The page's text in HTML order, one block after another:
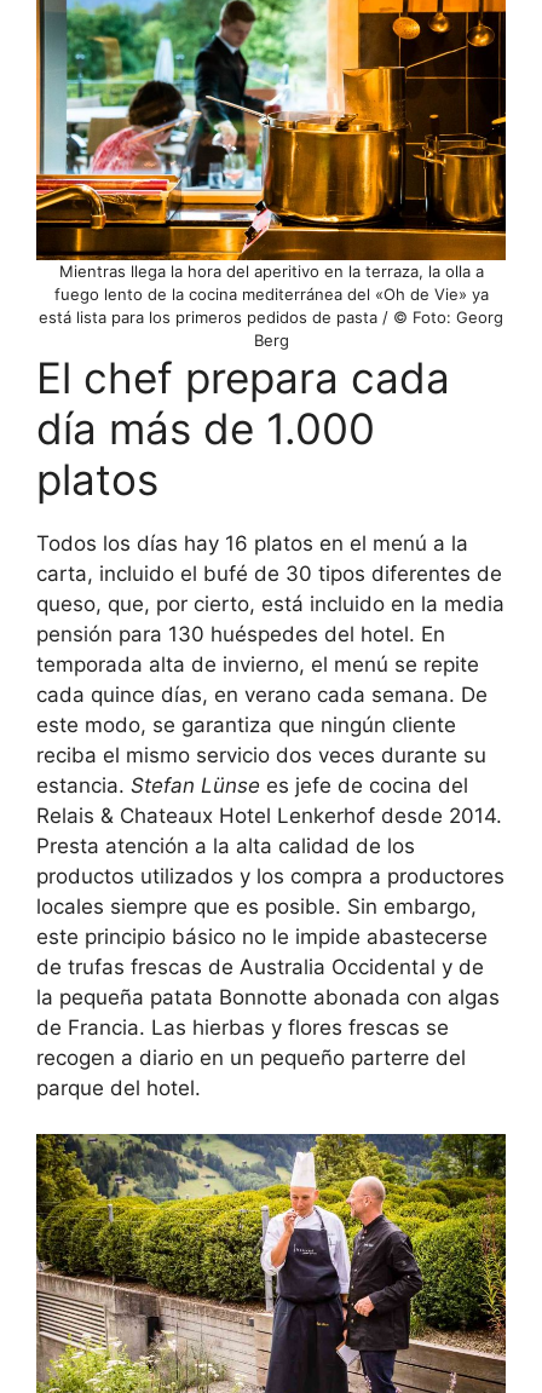
Mientras llega la hora del aperitivo en la terraza, la olla a
fuego lento de la cocina mediterránea del «Oh de Vie» ya
está lista para los primeros pedidos de pasta / © Foto: Georg
Berg
El chef prepara cada
día más de 1.000
platos
Todos los días hay 16 platos en el menú a la
carta, incluido el bufé de 30 tipos diferentes de
queso, que, por cierto, está incluido en la media
pensión para 130 huéspedes del hotel. En
temporada alta de invierno, el menú se repite
cada quince días, en verano cada semana. De
este modo, se garantiza que ningún cliente
reciba el mismo servicio dos veces durante su
estancia. Stefan Lünse es jefe de cocina del
Relais & Chateaux Hotel Lenkerhof desde 2014.
Presta atención a la alta calidad de los
productos utilizados y los compra a productores
locales siempre que es posible. Sin embargo,
este principio básico no le impide abastecerse
de trufas frescas de Australia Occidental y de
la pequeña patata Bonnotte abonada con algas
de Francia. Las hierbas y flores frescas se
recogen a diario en un pequeño parterre del
parque del hotel.